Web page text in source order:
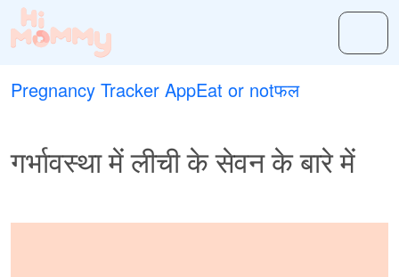
Pregnancy Tracker AppEat or notफल
गर्भावस्था में लीची के सेवन के बारे में